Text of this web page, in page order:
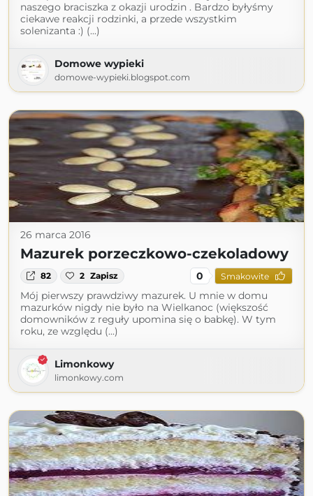
naszego braciszka z okazji urodzin . Bardzo byłyśmy
ciekawe reakcji rodzinki, a przede wszystkim
solenizanta :) (...)
Domowe wypieki
domowe-wypieki.blogspot.com
26 marca 2016
Mazurek porzeczkowo-czekoladowy
82 2 Zapisz 0 Smakowite
Mój pierwszy prawdziwy mazurek. U mnie w domu
mazurków nigdy nie było na Wielkanoc (większość
domowników z reguły upomina się o babkę). W tym
roku, ze względu (...)
Limonkowy
limonkowy.com